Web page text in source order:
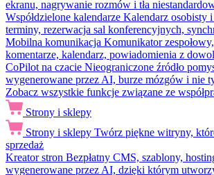
ekranu, nagrywanie rozmów i tła
Współdzielone kalendarze Kalendarz osobisty
terminy, rezerwacja sal konferencyjnych,
Mobilna komunikacja Komunikator
komentarze, kalendarz, powiadomienia z
CoPilot na czacie Nieograniczone źródło
wygenerowane przez AI, burze mózgów i nie
Zobacz wszystkie funkcje związane ze
Strony i sklepy
Strony i sklepy Twórz piękne witryny,
sprzedaż
Kreator stron Bezpłatny CMS, szablony,
wygenerowane przez AI, dzięki którym